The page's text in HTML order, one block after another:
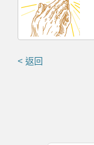
< 返回